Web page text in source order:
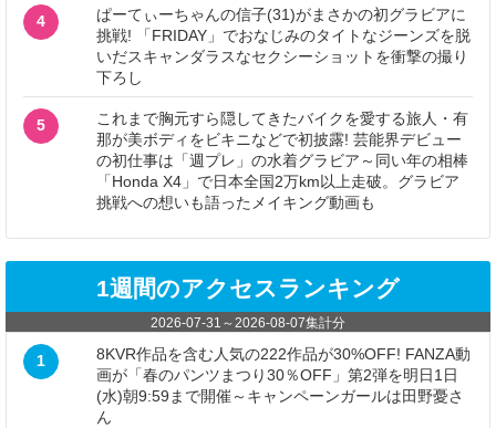
4
ぱーてぃーちゃんの信子(31)がまさかの初グラビアに
挑戦! 「FRIDAY」でおなじみのタイトなジーンズを脱
いだスキャンダラスなセクシーショットを衝撃の撮り
下ろし
5
これまで胸元すら隠してきたバイクを愛する旅人・有
那が美ボディをビキニなどで初披露! 芸能界デビュー
の初仕事は「週プレ」の水着グラビア～同い年の相棒
「Honda X4」で日本全国2万km以上走破。グラビア
挑戦への想いも語ったメイキング動画も
1週間のアクセスランキング
2026-07-31 ～2026-08-07集計分
1
8KVR作品を含む人気の222作品が30%OFF! FANZA動
画が「春のパンツまつり30％OFF」第2弾を明日1日
(水)朝9:59まで開催～キャンペーンガールは田野憂さ
ん